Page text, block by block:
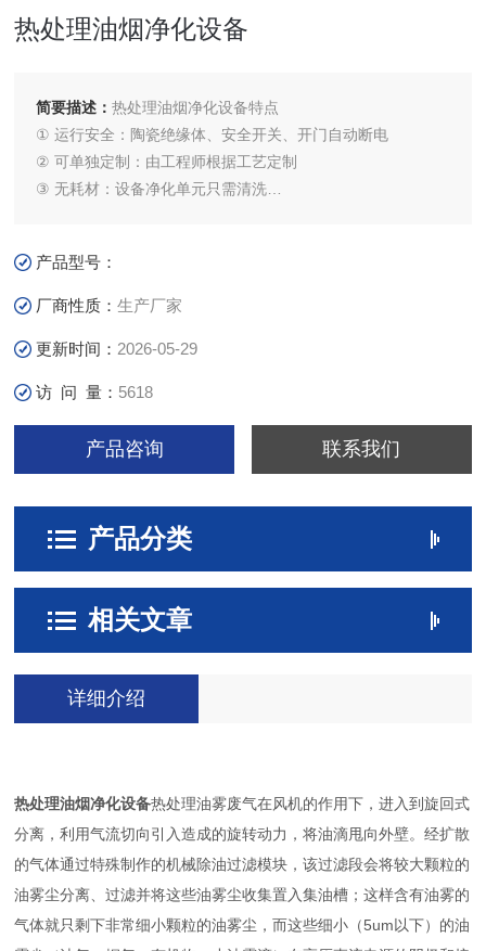
热处理油烟净化设备
简要描述：热处理油烟净化设备特点
① 运行安全：陶瓷绝缘体、安全开关、开门自动断电
② 可单独定制：由工程师根据工艺定制
③ 无耗材：设备净化单元只需清洗
产品型号：
厂商性质：生产厂家
更新时间： 2026-05-29
访 问 量： 5618
产品咨询 联系我们
产品分类
相关文章
详细介绍
热处理油烟净化设备热处理油雾废气在风机的作用下，进入到旋回式
分离，利用气流切向引入造成的旋转动力，将油滴甩向外壁。经扩散
的气体通过特殊制作的机械除油过滤模块，该过滤段会将较大颗粒的
油雾尘分离、过滤并将这些油雾尘收集置入集油槽；这样含有油雾的
气体就只剩下非常细小颗粒的油雾尘，而这些细小（5um以下）的油